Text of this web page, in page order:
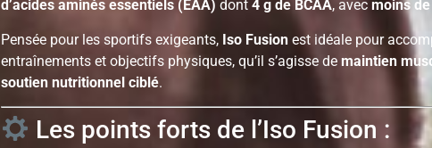
d’acides aminés essentiels (EAA) dont 4 g de BCAA, avec moins
Pensée pour les sportifs exigeants, Iso Fusion est idéale pour
entraînements et objectifs physiques, qu’il s’agisse de maintien
soutien nutritionnel ciblé.
Les points forts de l’Iso Fusion :